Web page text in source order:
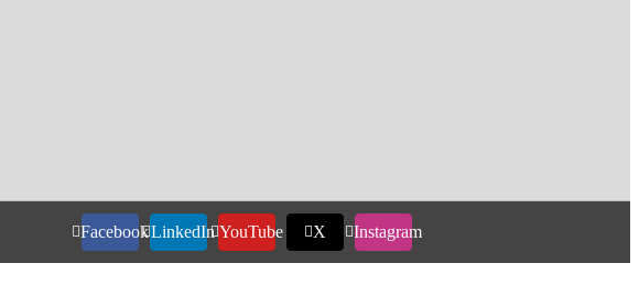
FacebookLinkedIn YouTube X Instagram